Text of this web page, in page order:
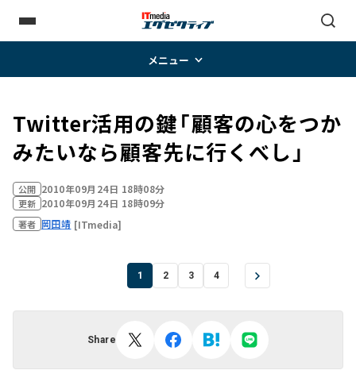
メニュー
Twitter活用の鍵――「顧客の心をつか
みたいなら顧客先に行くべし」
公開 2010年09月24日 18時08分
更新 2010年09月24日 18時09分
著者 岡田靖 [ITmedia]
1 2 3 4
Share